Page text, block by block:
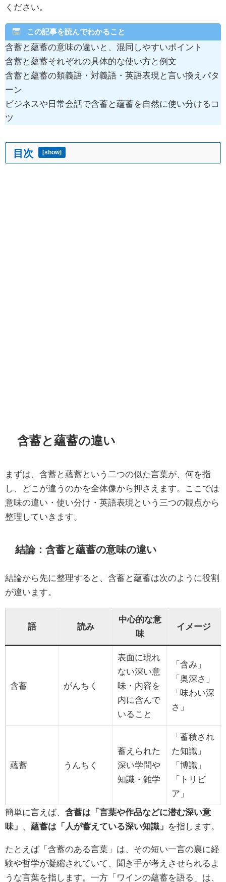
ください。
この記事を読んでわかること
含蓄と蘊蓄の意味の違いと、混同しやすいポイント
含蓄と蘊蓄それぞれの具体的な使い方と例文
含蓄と蘊蓄の類義語・対義語・英語表現と言い換えパタ
ーン
ビジネスや日常会話で含蓄と蘊蓄を自然に使い分けるコ
ツ
目次 show]
含蓄と蘊蓄の違い
まずは、含蓄と蘊蓄という二つの似た言葉が、何を指
し、どこが違うのかを全体像から押さえます。ここでは
意味の違い・使い分け・英語表現という三つの観点から
整理していきます。
結論：含蓄と蘊蓄の意味の違い
結論から先に整理すると、含蓄と蘊蓄は次のように役割
が違います。
語 読み
中心的な意
味
イメージ
含蓄 がんちく
表面に現れ
ない深い意
味・内容を
内に含んで
いること
「含み」
「奥深さ」
「味わい深
さ」
蘊蓄 うんちく
蓄えられた
深い学問や
知識・雑学
「蓄積され
た知識」
「博識」
「トリビ
ア」
簡単に言えば、 含蓄は「言葉や作品などに潜む深い意
味」
蘊蓄は「人が蓄えている深い知識」 を指します。
たとえば「含蓄のある言葉」は、その短い一言の裏に経
験や哲学が凝縮されていて、聞き手が考えさせられるよ
うな言葉を指します。一方「ワインの蘊蓄を語る」は、